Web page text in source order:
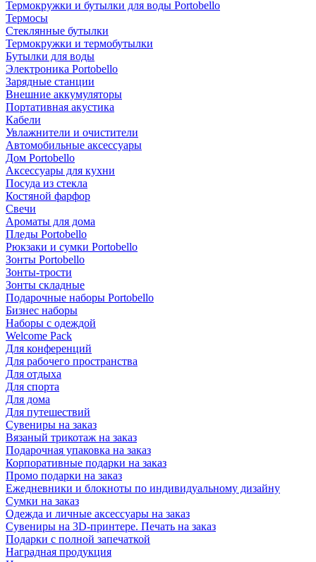
Термокружки и бутылки для воды Portobello
Термосы
Стеклянные бутылки
Термокружки и термобутылки
Бутылки для воды
Электроника Portobello
Зарядные станции
Внешние аккумуляторы
Портативная акустика
Кабели
Увлажнители и очистители
Автомобильные аксессуары
Дом Portobello
Аксессуары для кухни
Посуда из стекла
Костяной фарфор
Свечи
Ароматы для дома
Пледы Portobello
Рюкзаки и сумки Portobello
Зонты Portobello
Зонты-трости
Зонты складные
Подарочные наборы Portobello
Бизнес наборы
Наборы с одеждой
Welcome Pack
Для конференций
Для рабочего пространства
Для отдыха
Для спорта
Для дома
Для путешествий
Сувениры на заказ
Вязаный трикотаж на заказ
Подарочная упаковка на заказ
Корпоративные подарки на заказ
Промо подарки на заказ
Ежедневники и блокноты по индивидуальному дизайну
Сумки на заказ
Одежда и личные аксессуары на заказ
Сувениры на 3D-принтере. Печать на заказ
Подарки с полной запечаткой
Наградная продукция